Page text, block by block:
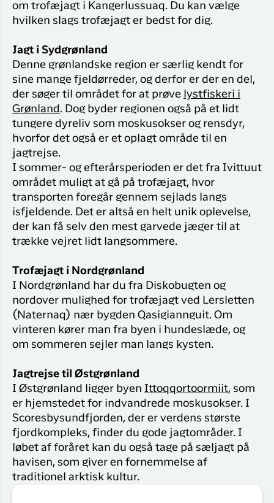
om trofæjagt i Kangerlussuaq. Du kan vælge
hvilken slags trofæjagt er bedst for dig.
Jagt i Sydgrønland
Denne grønlandske region er særlig kendt for
sine mange fjeldørreder, og derfor er der en del,
der søger til området for at prøve lystfiskeri i
Grønland. Dog byder regionen også på et lidt
tungere dyreliv som moskusokser og rensdyr,
hvorfor det også er et oplagt område til en
jagtrejse.
I sommer- og efterårsperioden er det fra Ivittuut
området muligt at gå på trofæjagt, hvor
transporten foregår gennem sejlads langs
isfjeldende. Det er altså en helt unik oplevelse,
der kan få selv den mest garvede jæger til at
trække vejret lidt langsommere.
Trofæjagt i Nordgrønland
I Nordgrønland har du fra Diskobugten og
nordover mulighed for trofæjagt ved Lersletten
(Naternaq) nær bygden Qasigiannguit. Om
vinteren kører man fra byen i hundeslæde, og
om sommeren sejler man langs kysten.
Jagtrejse til Østgrønland
I Østgrønland ligger byen Ittoqqortoormiit, som
er hjemstedet for indvandrede moskusokser. I
Scoresbysundfjorden, der er verdens største
fjordkompleks, finder du gode jagtområder. I
løbet af foråret kan du også tage på sæljagt på
havisen, som giver en fornemmelse af
traditionel arktisk kultur.